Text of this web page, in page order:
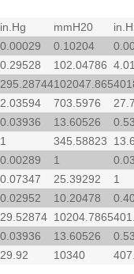
in.Hg mmH20
0.00029 0.10204
0.29528 102.04786
295.28744102047.865
2.03594 703.5976
0.03936 13.60526
1 345.58823
0.00289 1
0.07347 25.39292 1
0.02952 10.20478
29.52874 10204.7865
0.03936 13.60526
29.92 10340